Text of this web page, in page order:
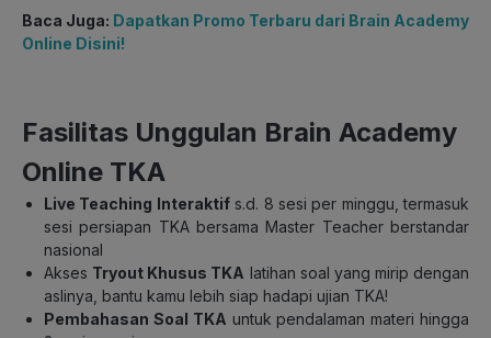
Baca Juga: Dapatkan Promo Terbaru dari Brain Academy
Online Disini!
Fasilitas Unggulan Brain Academy
Online TKA
Live Teaching Interaktif s.d. 8 sesi per minggu, termasuk
sesi persiapan TKA bersama Master Teacher berstandar
nasional
Akses Tryout Khusus TKA latihan soal yang mirip dengan
aslinya, bantu kamu lebih siap hadapi ujian TKA!
Pembahasan Soal TKA untuk pendalaman materi hingga